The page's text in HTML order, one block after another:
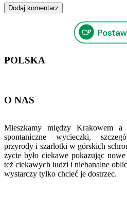
POLSKA
O NAS
Mieszkamy między Krakowem a
spontaniczne wycieczki,
przyrody i szarlotki w górskich
życie było ciekawe pokazując
też ciekawych ludzi i niebanalne
wystarczy tylko chcieć je dostrzec.